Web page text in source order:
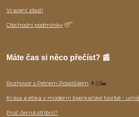
Vracení zboží
Obchodní podmínky 😴
Máte čas si něco přečíst? 📰
Rozhovor s Petrem Pospíšilem 👨🏻‍🏭
Krása a etika v moderní šperkařské tvorbě -
Proč černá stříbro?